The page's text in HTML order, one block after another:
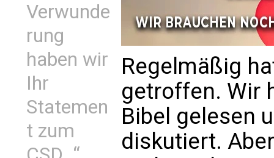
Verwunde
rung
haben wir
Ihr
Statemen
t zum
Regelmäßig
getroffen.
Bibel gelesen
diskutiert.